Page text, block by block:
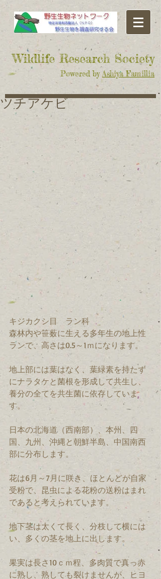
​Wildlife Research Society
Powered byAshiya Famillia
ツチアケビ
キジカクシ目　ラン科
森林内や笹薮に生える多年生の地上性
ランで、高さは0.5～1ｍになります。
地上部には葉はなく、葉緑素を持たず
にナラタケと菌根を形成して共生し、
養分の全てを共生菌に依存していま
す。
日本の北海道（西南部）、本州、四
国、九州、沖縄と朝鮮半島、中国南西
部に分布します。
花は6月～7月に咲き、ほとんどが自家
受粉で、昆虫による花粉の送粉はまれ
であると考えられています。
地下茎は太くて長く、分枝して横には
い、多くの茎を地上に出します。
果実は長さ10ｃｍ程、多肉質で真っ赤
に熟し、熟しても裂けませんが、ヒヨ